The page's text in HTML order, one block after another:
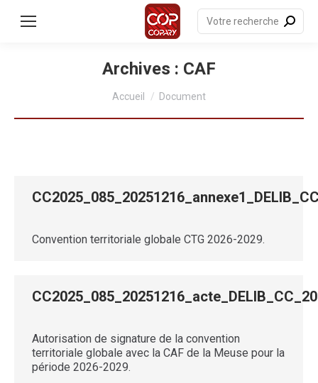
principal
Recherche
:
Archives : CAF
Accueil Document
Convention territoriale globale CTG 2026-2029.
Autorisation de signature de la convention
territoriale globale avec la CAF de la Meuse pour la
période 2026-2029.